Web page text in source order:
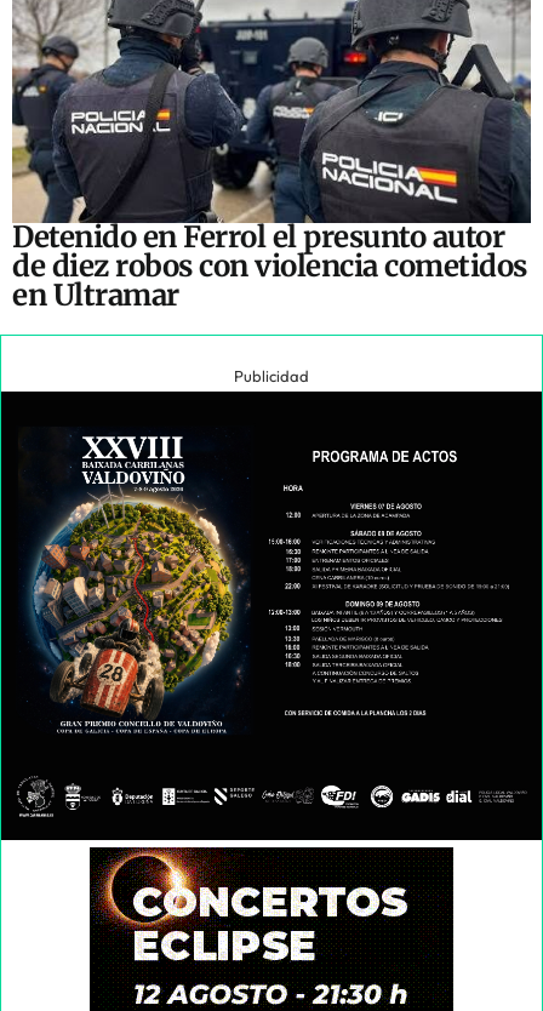
Detenido en Ferrol el presunto autor
de diez robos con violencia cometidos
en Ultramar
Publicidad